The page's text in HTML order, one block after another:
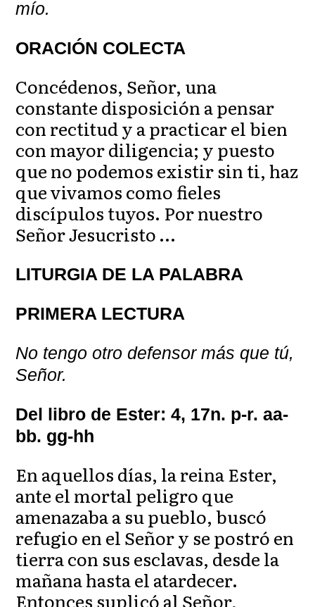
mío.
ORACIÓN COLECTA
Concédenos, Señor, una
constante disposición a pensar
con rectitud y a practicar el bien
con mayor diligencia; y puesto
que no podemos existir sin ti, haz
que vivamos como fieles
discípulos tuyos. Por nuestro
Señor Jesucristo …
LITURGIA DE LA PALABRA
PRIMERA LECTURA
No tengo otro defensor más que tú,
Señor.
Del libro de Ester: 4, 17n. p-r. aa-
bb. gg-hh
En aquellos días, la reina Ester,
ante el mortal peligro que
amenazaba a su pueblo, buscó
refugio en el Señor y se postró en
tierra con sus esclavas, desde la
mañana hasta el atardecer.
Entonces suplicó al Señor,